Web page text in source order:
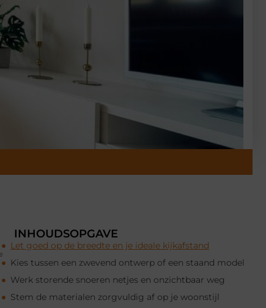
INHOUDSOPGAVE
Let goed op de breedte en je ideale kijkafstand
Kies tussen een zwevend ontwerp of een staand model
Werk storende snoeren netjes en onzichtbaar weg
Stem de materialen zorgvuldig af op je woonstijl